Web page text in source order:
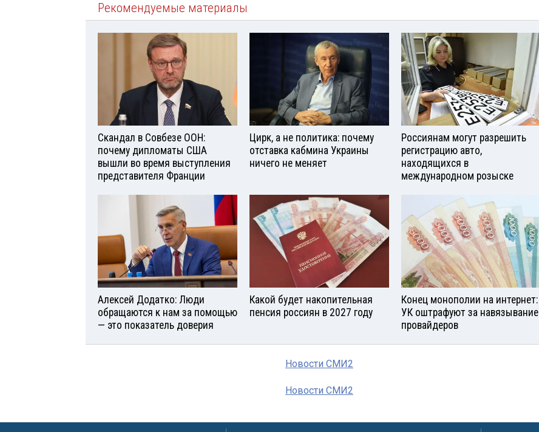
Рекомендуемые материалы
Скандал в Совбезе ООН:
почему дипломаты США
вышли во время выступления
представителя Франции
Цирк, а не политика: почему
отставка кабмина Украины
ничего не меняет
Россиянам могут разрешить
регистрацию авто,
находящихся в
международном розыске
Алексей Додатко: Люди
обращаются к нам за помощью
— это показатель доверия
Какой будет накопительная
пенсия россиян в 2027 году
Конец монополии на интернет:
УК оштрафуют за навязывание
провайдеров
Новости СМИ2
Новости СМИ2